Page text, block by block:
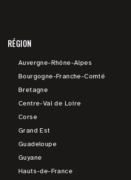
RÉGION
Auvergne-Rhône-Alpes
Bourgogne-Franche-Comté
Bretagne
Centre-Val de Loire
Corse
Grand Est
Guadeloupe
Guyane
Hauts-de-France